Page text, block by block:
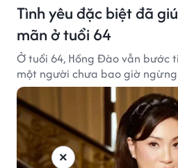
Tình yêu đặc biệt đã
mãn ở tuổi 64
Ở tuổi 64, Hồng Đào vẫn bước
một người chưa bao giờ
×